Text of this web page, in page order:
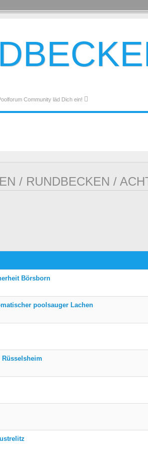
Community läd Dich ein!
/ RUNDBECKEN /
Börsborn
poolsauger Lachen
Rüsselsheim